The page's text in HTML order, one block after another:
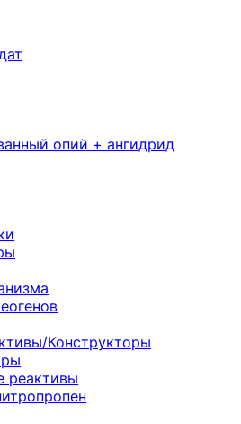
опий + ангидрид
Конструкторы
реактивы